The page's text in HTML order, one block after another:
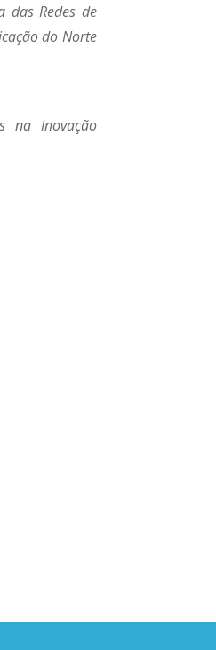
das Redes de
do Norte
na Inovação